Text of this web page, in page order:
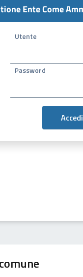
Ente Come
Utente
Password